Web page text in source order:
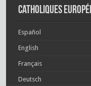
Catholiques
Español
English
Français
Deutsch